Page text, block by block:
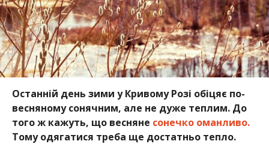
Останній день зими у Кривому Розі обіцяє по-
весняному сонячним, але не дуже теплим. До
того ж кажуть, що весняне сонечко оманливо.
Тому одягатися треба ще достатньо тепло.